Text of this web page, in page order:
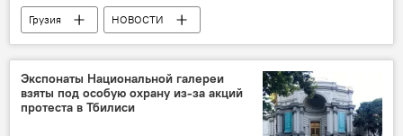
Грузия
НОВОСТИ
ПРОИСШЕСТВИЯ
США
Франция
Тбилиси
Саломе Зурабишвили
Давид Нармания
Антониу Гутерриш
Совет Европы
Экспонаты Национальной галереи
взяты под особую охрану из-за акций
протеста в Тбилиси